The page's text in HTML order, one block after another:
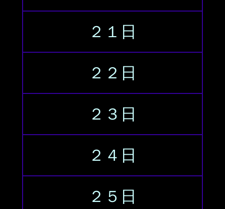
２１日
２２日
２３日
２４日
２５日